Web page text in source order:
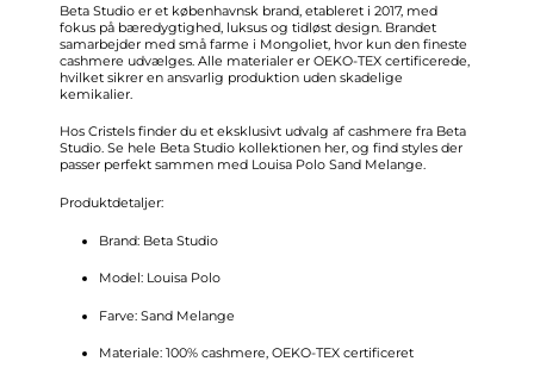
Beta Studio er et københavnsk brand, etableret i 2017, med
fokus på bæredygtighed, luksus og tidløst design. Brandet
samarbejder med små farme i Mongoliet, hvor kun den fineste
cashmere udvælges. Alle materialer er OEKO-TEX certificerede,
hvilket sikrer en ansvarlig produktion uden skadelige
kemikalier.
Hos Cristels finder du et eksklusivt udvalg af cashmere fra Beta
Studio. Se hele Beta Studio kollektionen her, og find styles der
passer perfekt sammen med Louisa Polo Sand Melange.
Produktdetaljer:
Brand: Beta Studio
Model: Louisa Polo
Farve: Sand Melange
Materiale: 100% cashmere, OEKO-TEX certificeret